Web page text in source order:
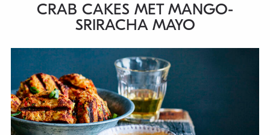
CRAB CAKES MET MANGO-
SRIRACHA MAYO